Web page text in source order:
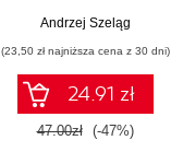
konfiguracja i
Andrzej Szeląg
(23,50 zł najniższa cena z 30 dni)
24.91 zł
47.00zł (-47%)